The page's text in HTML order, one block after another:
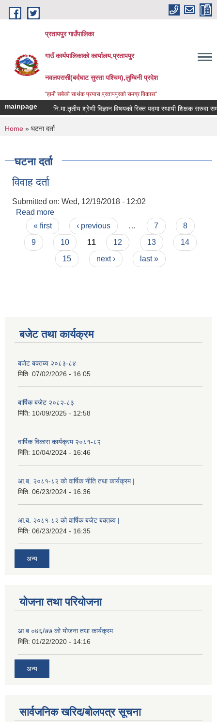
Skip to main content
प्रतापपुर गाउँपालिका
गाउँ कार्यपालिकाको कार्यालय,प्रतापपुर
नवलपरासी(बर्दघाट सुस्ता पश्चिम),लुम्बिनी प्रदेश
"हामी सबैको सार्थक प्रयास,प्रतापपुरको समग्र विकास"
mainpage नि.मा.तृतीय श्रेणी विज्ञान विषयको रिक्त पदमा स्थायी शिक्षक सरुवा
You are here
Home » घटना दर्ता
घटना दर्ता
विवाह दर्ता
Submitted on: Wed, 12/19/2018 - 12:02
Read more
Pages
« first ‹ previous … 7
8
9
10 11 12 13
14
15
next › last »
बजेट तथा कार्यक्रम
बजेट बक्तब्य २०८३-८४
मिति: 07/02/2026 - 16:05
बार्षिक बजेट २०८२-८३
मिति: 10/09/2025 - 12:58
वार्षिक विकास कार्यक्रम २०८१-८२
मिति: 10/04/2024 - 16:46
आ.ब. २०८१-८२ को वार्षिक नीति तथा कार्यक्रम |
मिति: 06/23/2024 - 16:36
आ.ब. २०८१-८२ को वार्षिक बजेट बक्तब्य |
मिति: 06/23/2024 - 16:35
अन्य
योजना तथा परियोजना
आ.ब.०७६/७७ को योजना तथा कार्यक्रम
मिति: 01/22/2020 - 14:16
अन्य
सार्वजनिक खरिद/बोलपत्र सूचना